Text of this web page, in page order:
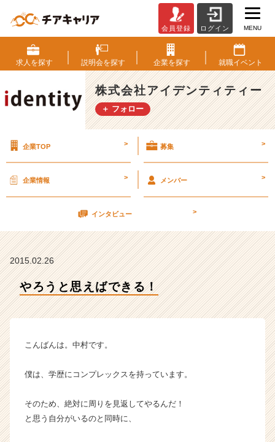
ろ
う
と
思
え
ば
【株
社
ア
テ
ー
タ
ラ
ン】
|
会員登録 ログイン MENU
求人を探す 説明会を探す 企業を探す 就職イベント
株式会社アイデンティティー
＋ フォロー
企業TOP > 募集 >
企業情報 > メンバー >
インタビュー >
2015.02.26
やろうと思えばできる！
こんばんは。中村です。
僕は、学歴にコンプレックスを持っています。
そのため、絶対に周りを見返してやるんだ！
と思う自分がいるのと同時に、